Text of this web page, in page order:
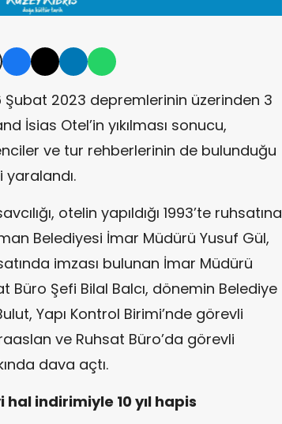
2023 depremlerinin üzerinden 3
İsias Otel’in yıkılması sonucu,
ve tur rehberlerinin de bulunduğu
yaralandı.
otelin yapıldığı 1993’te ruhsatına
Belediyesi İmar Müdürü Yusuf Gül,
imzası bulunan İmar Müdürü
Büro Şefi Bilal Balcı, dönemin Belediye
Yapı Kontrol Birimi’nde görevli
ve Ruhsat Büro’da görevli
dava açtı.
indirimiyle 10 yıl hapis